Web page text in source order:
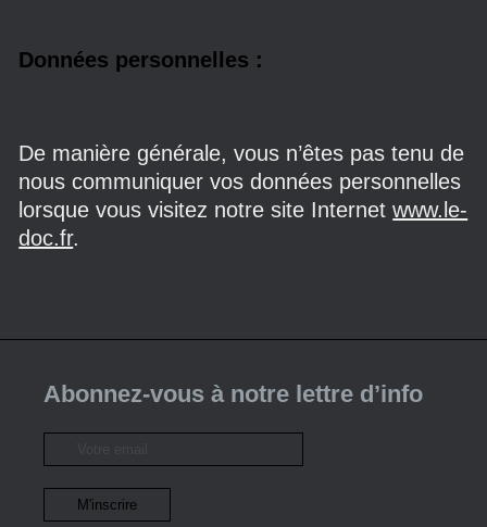
Données personnelles :
De manière générale, vous n’êtes pas tenu de
nous communiquer vos données personnelles
lorsque vous visitez notre site Internetwww.le-
doc.fr.
Abonnez-vous à notre lettre d’info